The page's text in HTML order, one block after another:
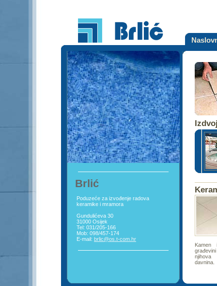
Brlić
Poduzeće za izvođenje radova
keramike i mramora
Gundulićeva 30
31000 Osijek
Tel: 031/205-166
Mob: 098/457-174
E-mail: brlic@os.t-com.hr
njihova
davnina.